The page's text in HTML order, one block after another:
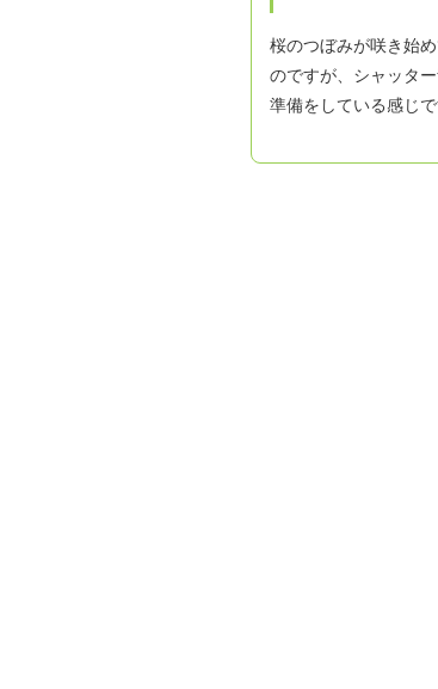
桜のつぼみが咲き始
のですが、シャッタ
準備をしている感じ